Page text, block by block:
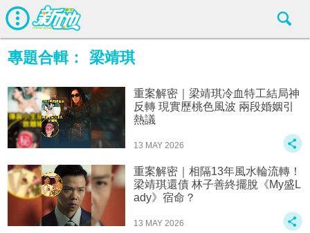
專題合輯： 梁靖琪
重案解密｜梁靖琪冷血特工結局神
反轉 現實歷桃色風波 兩段婚姻引
熱議
13 MAY 2026
重案解密｜相隔13年風水輪流轉！
梁靖琪還債 林子善終擺脫《My盛L
ady》宿命？
13 MAY 2026